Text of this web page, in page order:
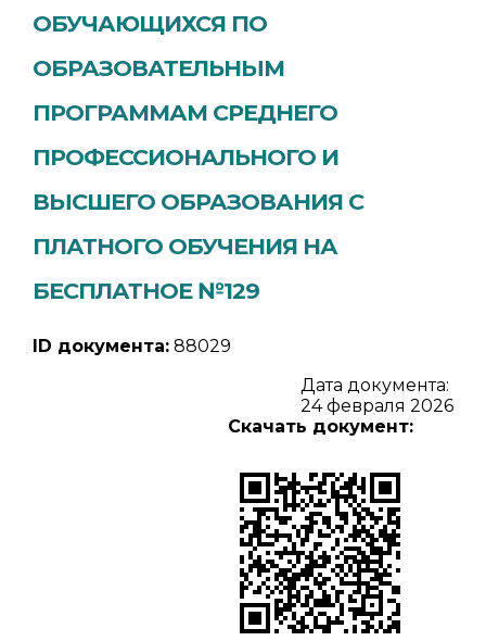
ОБУЧАЮЩИХСЯ ПО
ОБРАЗОВАТЕЛЬНЫМ
ПРОГРАММАМ СРЕДНЕГО
ПРОФЕССИОНАЛЬНОГО И
ВЫСШЕГО ОБРАЗОВАНИЯ С
ПЛАТНОГО ОБУЧЕНИЯ НА
БЕСПЛАТНОЕ №129
ID документа: 88029
Дата документа:
24 февраля 2026
Скачать документ: